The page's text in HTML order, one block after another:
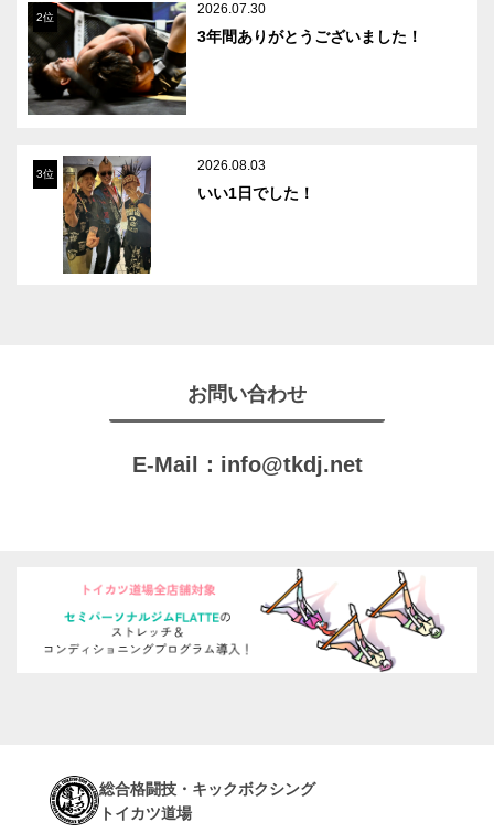
2位
2026.07.30
3年間ありがとうございました！
3位
2026.08.03
いい1日でした！
お問い合わせ
E-Mail： info@tkdj.net
総合格闘技・キックボクシング
トイカツ道場